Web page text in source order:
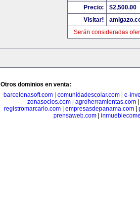
Precio:
$2,500.00
Visitar!
Serán consideradas
Otros dominios en venta:
barcelonasoft.com
comunidadescolar.com
e-
zonasocios.com
agroherramientas.com
registromarcario.com| empresasdepanama.com|
prensaweb.com